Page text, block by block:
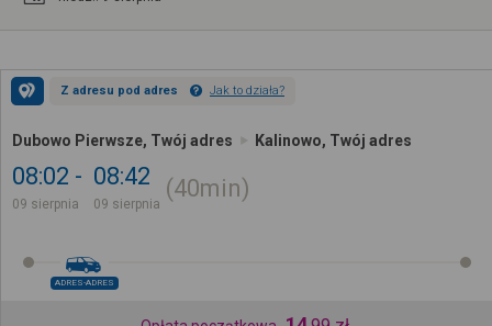
Z adresu pod adres Jak to działa?
Dubowo Pierwsze, Twój adres Kalinowo, Twój adres
08:02
09 sierpnia
08:42
09 sierpnia
40min
ADRES-ADRES